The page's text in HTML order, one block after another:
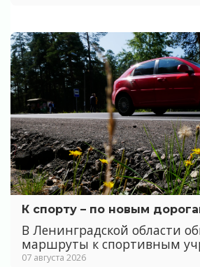
К спорту – по новым
В Ленинградской области
маршруты к спортивным
07 августа 2026